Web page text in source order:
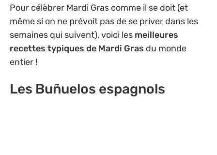
Pour célèbrer Mardi Gras comme il se doit (et
même si on ne prévoit pas de se priver dans les
semaines qui suivent), voici les meilleures
recettes typiques de Mardi Gras du monde
entier !
Les Buñuelos espagnols